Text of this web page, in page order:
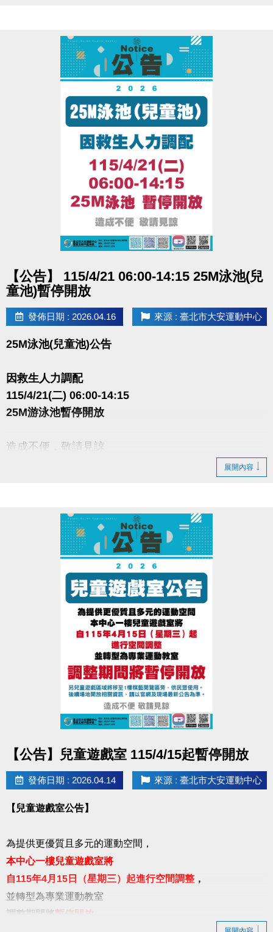
【公告】 115/4/21 06:00-14:15 25M泳池(兒
童池)暫停開放
發佈日期 : 2026.04.16 來源 : 臺北市大安運動中心
25M泳池(兒童池)公告
因救生人力調配
115/4/21(二) 06:00-14:15
25M游泳池暫停開放
造成不便，敬請見諒
展開內容
【公告】兒童遊戲室 115/4/15起暫停開放
發佈日期 : 2026.04.14 來源 : 臺北市大安運動中心
【兒童遊戲室公告】
為提供更優質且多元的運動空間，
本中心一樓兒童遊戲室將
自115年4月15日（星期三）起進行空間調整 ，
並轉型為專業運動教室
調整期間將暫停開放